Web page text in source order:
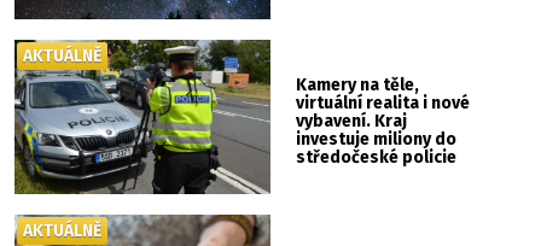
Kamery na těle,
virtuální realita i nové
vybavení. Kraj
investuje miliony do
středočeské policie
AKTUÁLNĚ
AKTUÁLNĚ